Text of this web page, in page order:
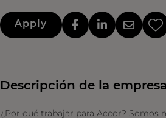
Apply
Descripción de la empresa
¿Por qué trabajar para Accor? Somos